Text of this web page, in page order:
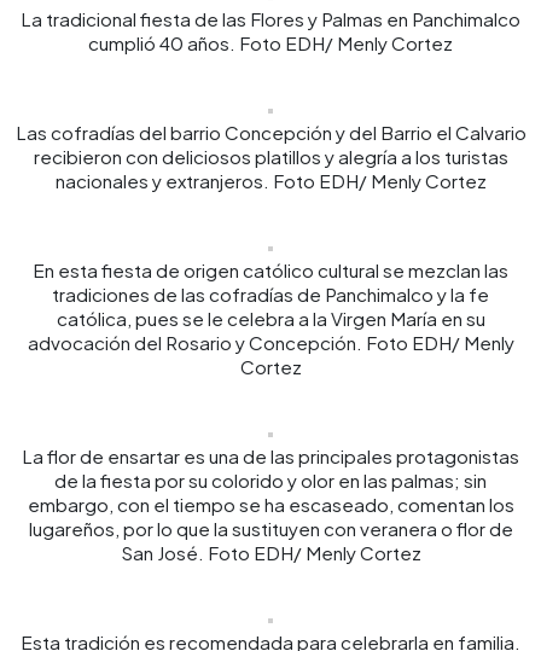
La tradicional fiesta de las Flores y Palmas en Panchimalco
cumplió 40 años. Foto EDH/ Menly Cortez
Las cofradías del barrio Concepción y del Barrio el Calvario
recibieron con deliciosos platillos y alegría a los turistas
nacionales y extranjeros. Foto EDH/ Menly Cortez
En esta fiesta de origen católico cultural se mezclan las
tradiciones de las cofradías de Panchimalco y la fe
católica, pues se le celebra a la Virgen María en su
advocación del Rosario y Concepción. Foto EDH/ Menly
Cortez
La flor de ensartar es una de las principales protagonistas
de la fiesta por su colorido y olor en las palmas; sin
embargo, con el tiempo se ha escaseado, comentan los
lugareños, por lo que la sustituyen con veranera o flor de
San José. Foto EDH/ Menly Cortez
Esta tradición es recomendada para celebrarla en familia.